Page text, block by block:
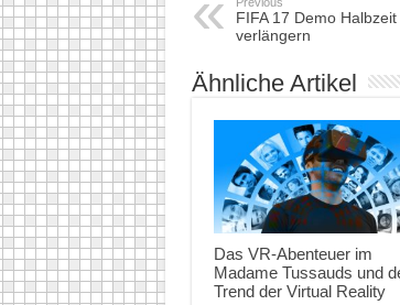
FIFA 17 Demo Halbzeit
verlängern
Ähnliche Artikel
Das VR-Abenteuer im
Madame Tussauds und
Trend der Virtual Reality